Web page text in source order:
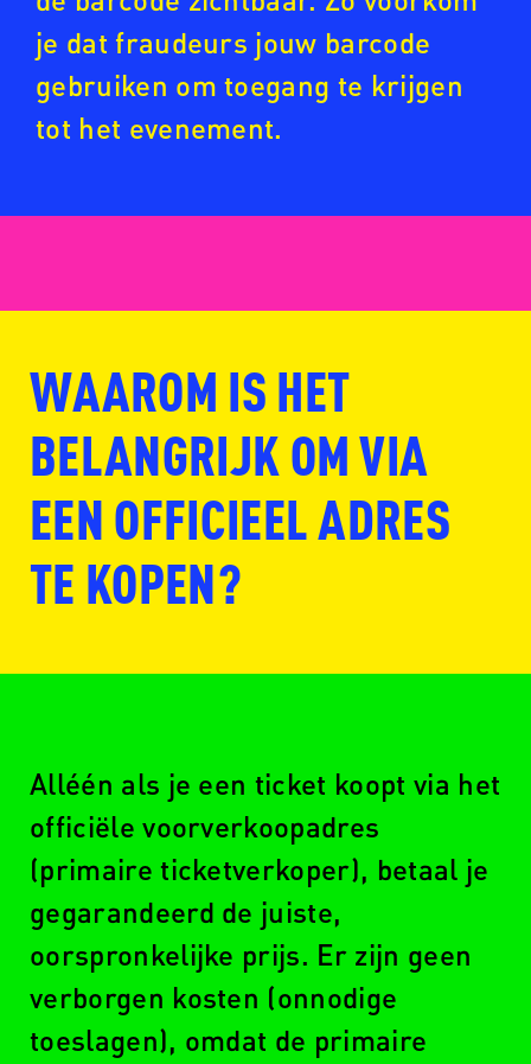
www.fansale.nl
www.ticketmaster.nl
www.seetickets.com/nl
www.ticketswap.nl
je dat fraudeurs jouw barcode
gebruiken om toegang te krijgen
tot het evenement.
WAAROM IS HET
BELANGRIJK OM VIA
EEN OFFICIEEL ADRES
TE KOPEN?
Alléén als je een ticket koopt via het
officiële voorverkoopadres
(primaire ticketverkoper), betaal je
gegarandeerd de juiste,
oorspronkelijke prijs. Er zijn geen
verborgen kosten (onnodige
toeslagen), omdat de primaire